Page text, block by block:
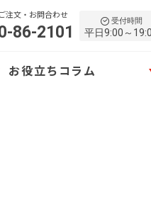
注文・お問合わせ
86-2101
受付時間
平日9:00～
お役立ちコラム